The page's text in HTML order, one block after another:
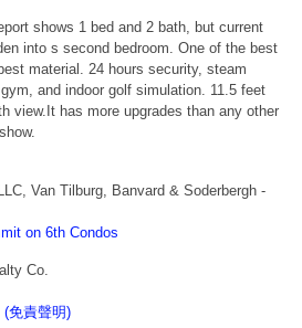
shows 1 bed and 2 bath, but current
into s second bedroom. One of the best
material. 24 hours security, steam
and indoor golf simulation. 11.5 feet
view.It has more upgrades than any other
Van Tilburg, Banvard & Soderbergh -
on 6th Condos
Co.
(免責聲明)